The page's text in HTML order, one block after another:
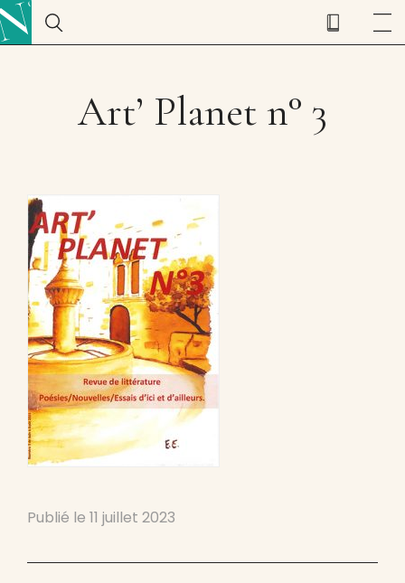
Art’ Planet n° 3
Publié le 11 juillet 2023